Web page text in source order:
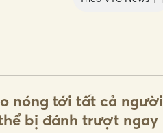
nóng tới tất cả người
bị đánh trượt ngay